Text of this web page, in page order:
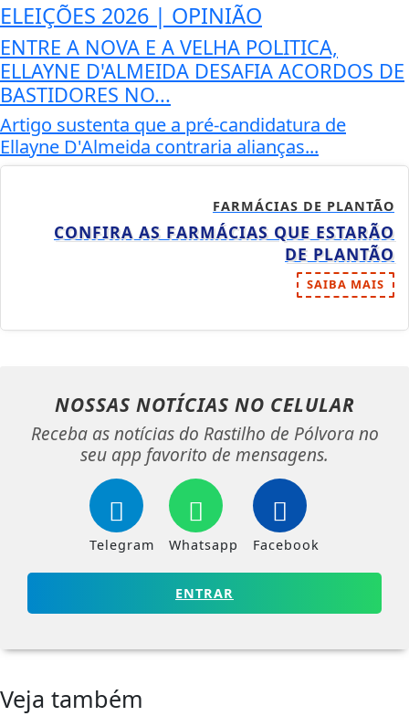
ELEIÇÕES 2026 | OPINIÃO
ENTRE A NOVA E A VELHA POLITICA,
ELLAYNE D'ALMEIDA DESAFIA ACORDOS DE
BASTIDORES NO...
Artigo sustenta que a pré-candidatura de
Ellayne D'Almeida contraria alianças...
FARMÁCIAS DE PLANTÃO
CONFIRA AS FARMÁCIAS QUE ESTARÃO
DE PLANTÃO
SAIBA MAIS
NOSSAS NOTÍCIAS NO CELULAR
Receba as notícias do Rastilho de Pólvora no
seu app favorito de mensagens.
Telegram Whatsapp Facebook
ENTRAR
Veja também